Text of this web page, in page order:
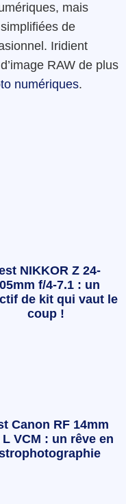
mais
de
Iridient
RAW de plus
numériques.
NIKKOR Z 24-
f/4-7.1 : un
de kit qui vaut le
coup !
Canon RF 14mm
L VCM : un rêve en